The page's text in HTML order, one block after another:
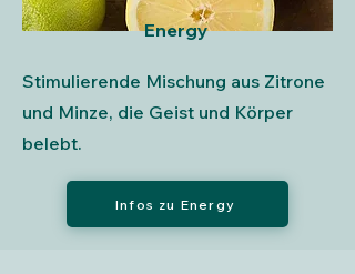
Energy
Stimulierende Mischung aus Zitrone
und Minze, die Geist und Körper
belebt.
Infos zu Energy